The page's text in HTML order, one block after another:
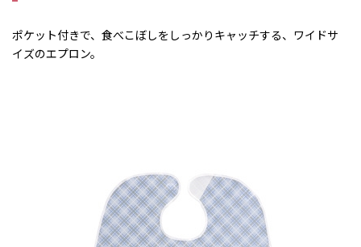
ポケット付きで、食べこぼしをしっかりキャッチする、ワイドサ
イズのエプロン。